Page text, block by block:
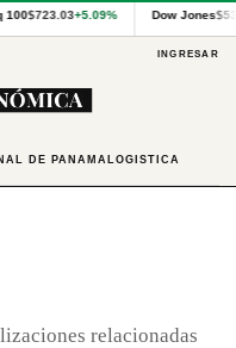
100$723.03+5.09% Dow Jones
INGRESAR
DE PANAMÁ LOGÍSTICA
relacionadas